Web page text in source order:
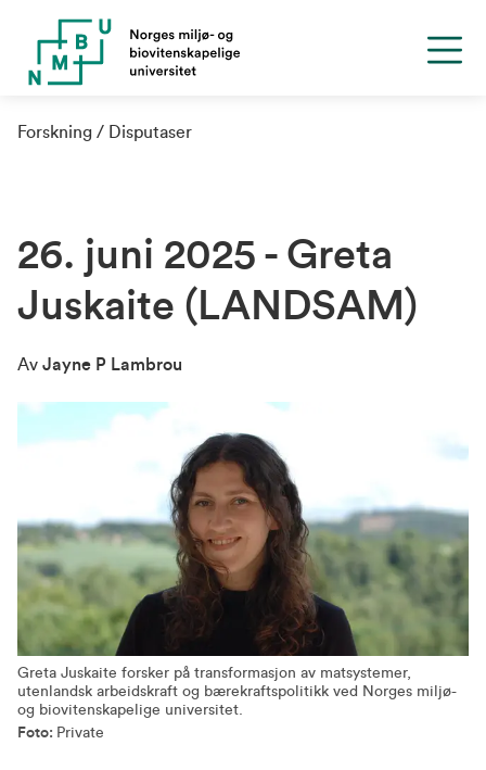
Forskning Disputaser
26. juni 2025 - Greta
Juskaite (LANDSAM)
Av Jayne P Lambrou
Greta Juskaite forsker på transformasjon av matsystemer,
utenlandsk arbeidskraft og bærekraftspolitikk ved Norges miljø-
og biovitenskapelige universitet.
Foto: Private